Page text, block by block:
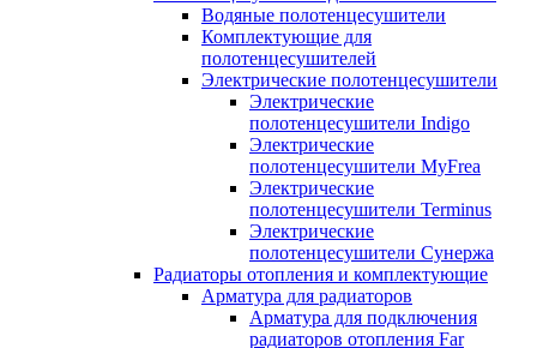
Водяные полотенцесушители
Комплектующие для
полотенцесушителей
Электрические полотенцесушители
Электрические
полотенцесушители Indigo
Электрические
полотенцесушители MyFrea
Электрические
полотенцесушители Terminus
Электрические
полотенцесушители Сунержа
Радиаторы отопления и комплектующие
Арматура для радиаторов
Арматура для подключения
радиаторов отопления Far